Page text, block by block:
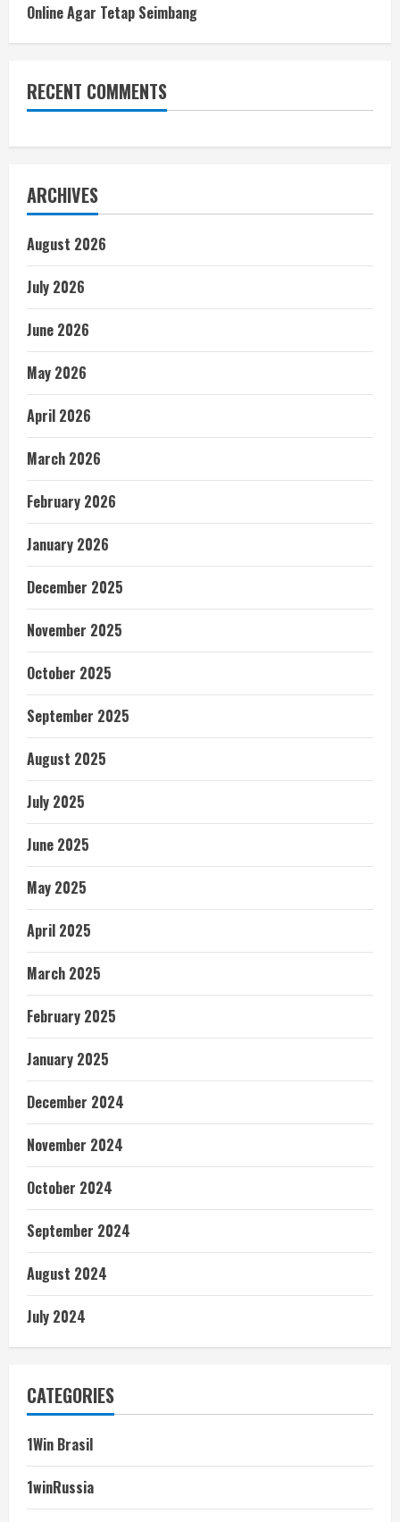
Online Agar Tetap Seimbang
RECENT COMMENTS
ARCHIVES
August 2026
July 2026
June 2026
May 2026
April 2026
March 2026
February 2026
January 2026
December 2025
November 2025
October 2025
September 2025
August 2025
July 2025
June 2025
May 2025
April 2025
March 2025
February 2025
January 2025
December 2024
November 2024
October 2024
September 2024
August 2024
July 2024
CATEGORIES
1Win Brasil
1winRussia